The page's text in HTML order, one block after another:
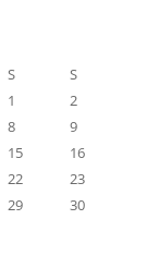
S
S
1
2
8
9
15
16
22
23
29
30